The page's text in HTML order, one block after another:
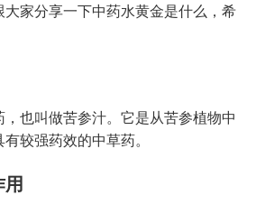
大家分享一下中药水黄金是什么，希
也叫做苦参汁。它是从苦参植物中
较强药效的中草药。
用